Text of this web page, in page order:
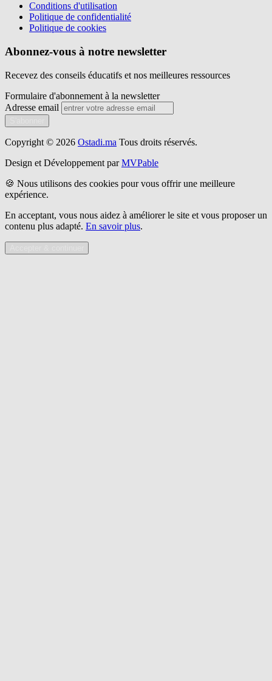
Conditions d'utilisation
Politique de confidentialité
Politique de cookies
Abonnez-vous à notre newsletter
Recevez des conseils éducatifs et nos meilleures ressources
Formulaire d'abonnement à la newsletter
Adresse email
Copyright © 2026 Ostadi.ma Tous droits réservés.
Design et Développement par MVPable
🍪 Nous utilisons des cookies pour vous offrir une meilleure
expérience.
En acceptant, vous nous aidez à améliorer le site et vous proposer un
contenu plus adapté. En savoir plus.